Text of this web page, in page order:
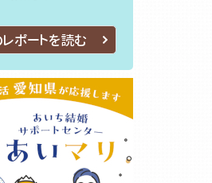
レポートを読む